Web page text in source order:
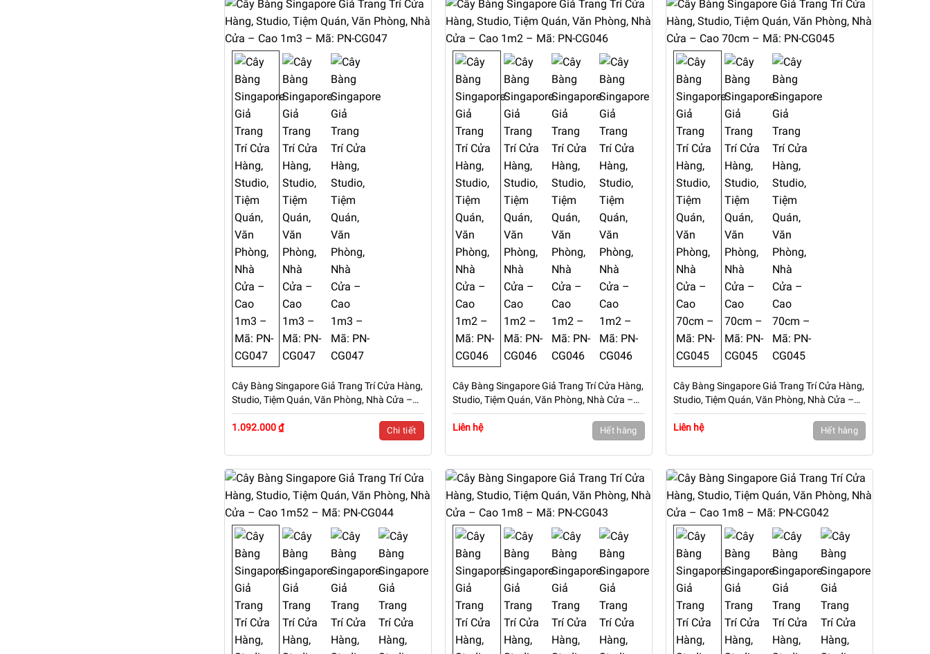
Cây Bàng Singapore Giả Trang Trí Cửa Hàng,
Studio, Tiệm Quán, Văn Phòng, Nhà Cửa –
Cao 1m3 – Mã: PN-CG047
1.092.000 ₫
Chi tiết
Cây Bàng Singapore Giả Trang Trí Cửa Hàng,
Studio, Tiệm Quán, Văn Phòng, Nhà Cửa –
Cao 1m2 – Mã: PN-CG046
Liên hệ
Hết hàng
Cây Bàng Singapore Giả Trang Trí Cửa Hàng,
Studio, Tiệm Quán, Văn Phòng, Nhà Cửa –
Cao 70cm – Mã: PN-CG045
Liên hệ
Hết hàng